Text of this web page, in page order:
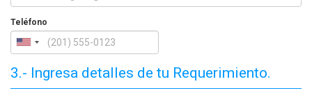
Teléfono
3.- Ingresa detalles de tu Requerimiento.